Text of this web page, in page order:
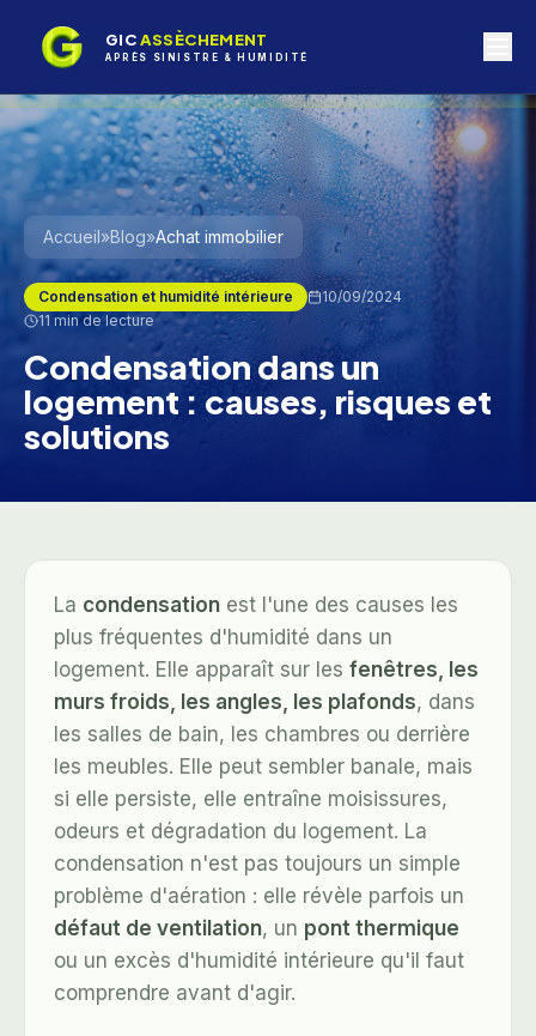
GICASSÈCHEMENT
APRÈS SINISTRE & HUMIDITÉ
Accueil»Blog»Achat immobilier
Condensation et humidité intérieure
10/09/2024
11 min de lecture
Condensation dans un
logement : causes, risques et
solutions
La condensation est l'une des causes les
plus fréquentes d'humidité dans un
logement. Elle apparaît sur les fenêtres, les
murs froids, les angles, les plafonds, dans
les salles de bain, les chambres ou derrière
les meubles. Elle peut sembler banale, mais
si elle persiste, elle entraîne moisissures,
odeurs et dégradation du logement. La
condensation n'est pas toujours un simple
problème d'aération : elle révèle parfois un
défaut de ventilation, un pont thermique
ou un excès d'humidité intérieure qu'il faut
comprendre avant d'agir.